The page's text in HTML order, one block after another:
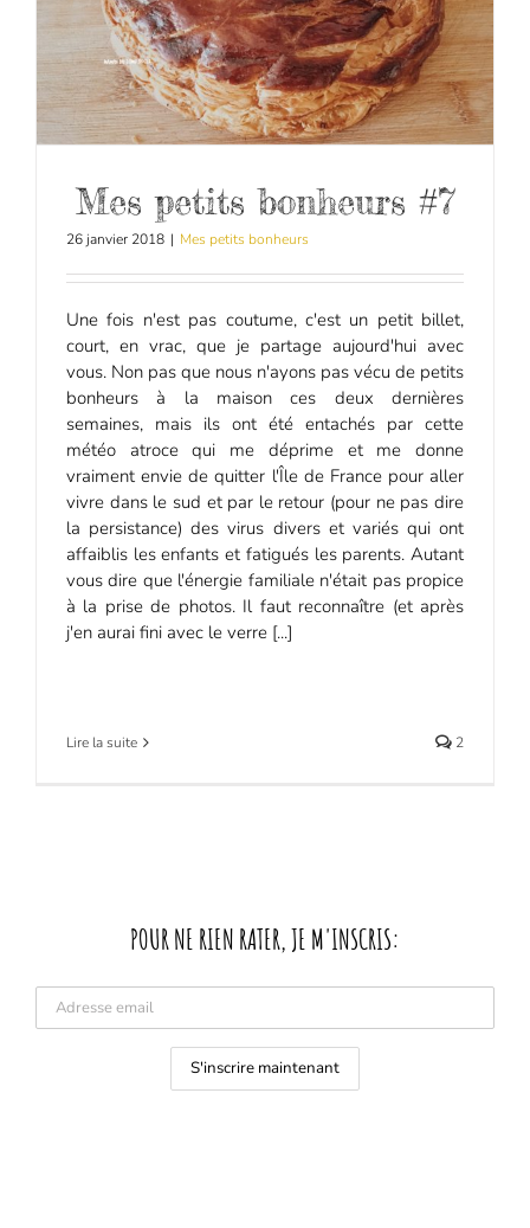
Mes petits bonheurs #7
26 janvier 2018 | Mes petits bonheurs
Une fois n'est pas coutume, c'est un petit billet,
court, en vrac, que je partage aujourd'hui avec
vous. Non pas que nous n'ayons pas vécu de petits
bonheurs à la maison ces deux dernières
semaines, mais ils ont été entachés par cette
météo atroce qui me déprime et me donne
vraiment envie de quitter l'Île de France pour aller
vivre dans le sud et par le retour (pour ne pas dire
la persistance) des virus divers et variés qui ont
affaiblis les enfants et fatigués les parents. Autant
vous dire que l'énergie familiale n'était pas propice
à la prise de photos. Il faut reconnaître (et après
j'en aurai fini avec le verre [...]
Lire la suite 2
POUR NE RIEN RATER, JE M'INSCRIS: